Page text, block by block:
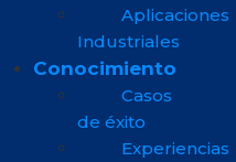
Aplicaciones
Industriales
Conocimiento
Casos
de éxito
Experiencias